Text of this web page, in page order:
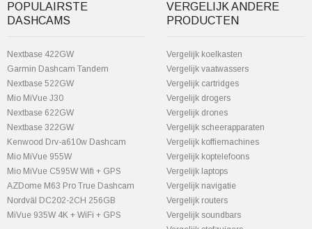
POPULAIRSTE
DASHCAMS
Nextbase 422GW
Garmin Dashcam Tandem
Nextbase 522GW
Mio MiVue J30
Nextbase 622GW
Nextbase 322GW
Kenwood Drv-a610w Dashcam
Mio MiVue 955W
Mio MiVue C595W Wifi + GPS
AZDome M63 Pro True Dashcam
Nordväl DC202-2CH 256GB
MiVue 935W 4K + WiFi + GPS
VERGELIJK ANDERE
PRODUCTEN
Vergelijk koelkasten
Vergelijk vaatwassers
Vergelijk cartridges
Vergelijk drogers
Vergelijk drones
Vergelijk scheerapparaten
Vergelijk koffiemachines
Vergelijk koptelefoons
Vergelijk laptops
Vergelijk navigatie
Vergelijk routers
Vergelijk soundbars